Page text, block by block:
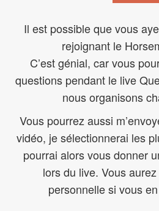
Il est possible que vous
rejoignant le
C’est génial, car vous
questions pendant le live
nous organisons
Vous pourrez aussi
vidéo, je sélectionnerai les
pourrai alors vous donner
lors du live. Vous
personnelle si vous